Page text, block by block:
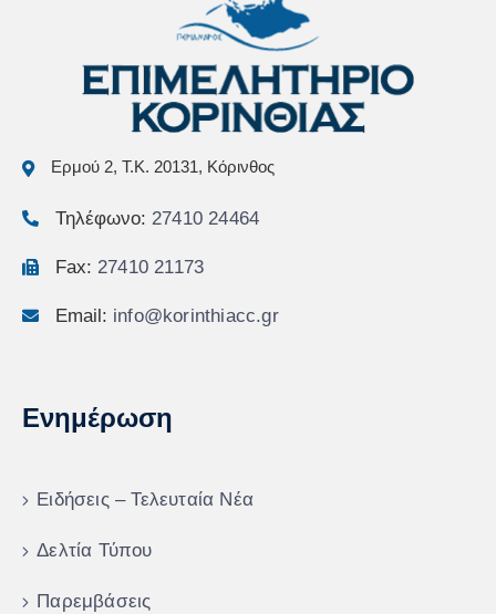
Ερμού 2, Τ.Κ. 20131, Κόρινθος
Τηλέφωνο: 27410 24464
Fax: 27410 21173
Email: info@korinthiacc.gr
Ενημέρωση
Ειδήσεις – Τελευταία Νέα
Δελτία Τύπου
Παρεμβάσεις